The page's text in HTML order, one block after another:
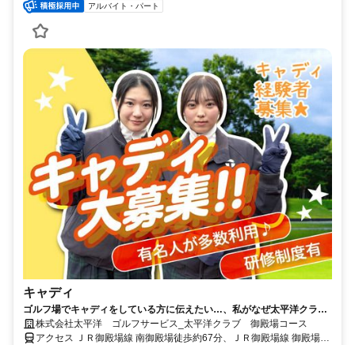
アルバイト・パート
キャディ
ゴルフ場でキャディをしている方に伝えたい…、私がなぜ太平洋クラブ
で働くのかを。
株式会社太平洋 ゴルフサービス_太平洋クラブ 御殿場コース
アクセス ＪＲ御殿場線 南御殿場徒歩約67分、ＪＲ御殿場線 御殿場富